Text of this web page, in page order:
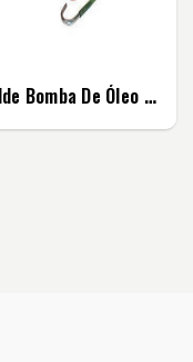
Balde Bomba De Óleo C/ Pedal